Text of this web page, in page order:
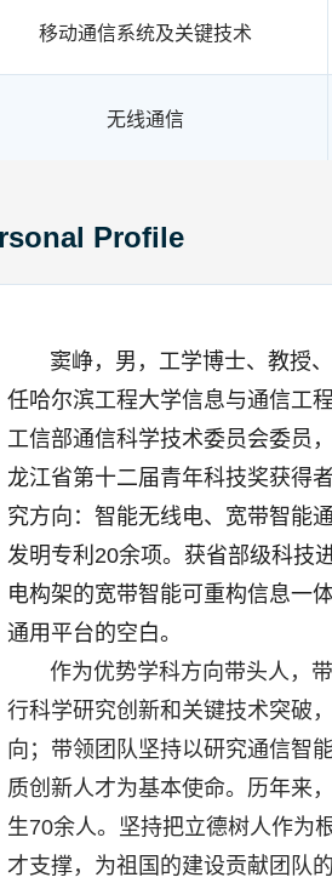
移动通信系统及关键技术
无线通信
Profile
窦峥，男，工学博士、教授、
任哈尔滨工程大学信息与通信工
工信部通信科学技术委员会委员
龙江省第十二届青年科技奖获得
究方向：智能无线电、宽带智能
发明专利20余项。获省部级科技
电构架的宽带智能可重构信息一
通用平台的空白。
作为优势学科方向带头人，带
行科学研究创新和关键技术突破
向；带领团队坚持以研究通信智
质创新人才为基本使命。历年来
生70余人。坚持把立德树人作为
才支撑，为祖国的建设贡献团队的